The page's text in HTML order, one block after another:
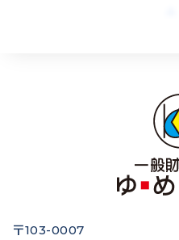
〒103-0007